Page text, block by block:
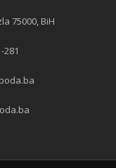
75000, BiH
281